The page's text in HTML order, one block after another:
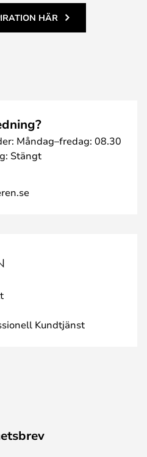
HÄR
Måndag–fredag: 08.30
Stängt
Kundtjänst